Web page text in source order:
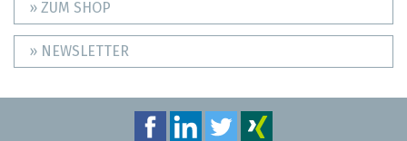
» ZUM SHOP
» NEWSLETTER